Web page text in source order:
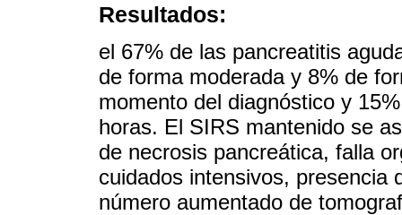
Resultados:
el 67% de las pancreatitis
de forma moderada y 8% de
momento del diagnóstico y
horas. El SIRS mantenido se
de necrosis pancreática, falla
cuidados intensivos, presencia
número aumentado de